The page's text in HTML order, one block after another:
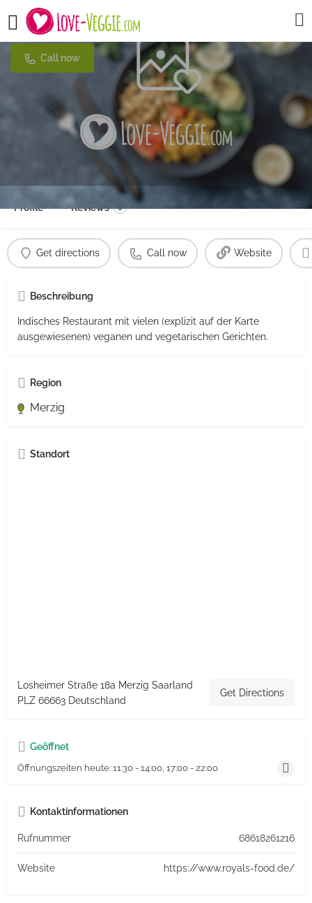
Royals Food Merzig
Call now
Profile Reviews 0
Get directions Call now Website
Beschreibung
Indisches Restaurant mit vielen (explizit auf der Karte
ausgewiesenen) veganen und vegetarischen Gerichten.
Region
Merzig
Standort
Losheimer Straße 18a Merzig Saarland
PLZ 66663 Deutschland
Get Directions
Geöffnet
Öffnungszeiten heute: 11:30 - 14:00, 17:00 - 22:00
Kontaktinformationen
Rufnummer 68618261216
Website https://www.royals-food.de/